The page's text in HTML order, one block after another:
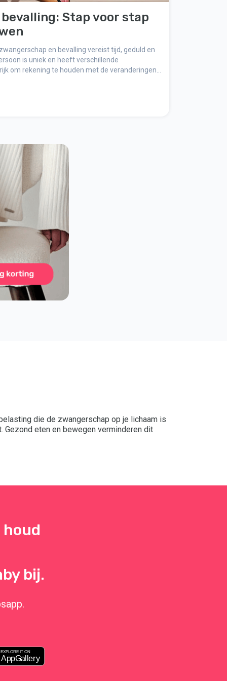
Stap voor stap
en bevalling vereist tijd, geduld en
is uniek en heeft verschillende
om rekening te houden met de veranderingen
Hier delen we een aantal belangrijke zaken om
hardlopen na de bevalling.
die de zwangerschap op je lichaam is
eten en bewegen verminderen dit
houd
bij.